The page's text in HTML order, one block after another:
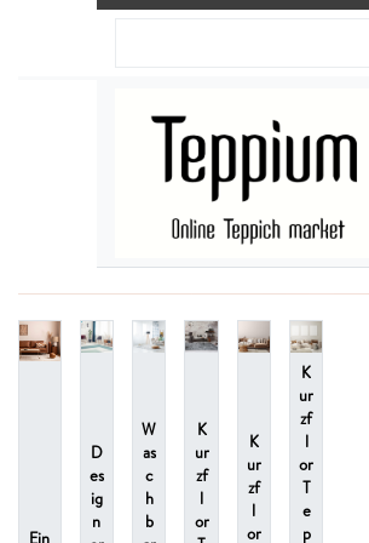
Ein
D
es
ig
n
W
as
c
h
b
K
ur
zf
l
or
K
ur
zf
l
or
K
ur
zf
l
or
T
e
p